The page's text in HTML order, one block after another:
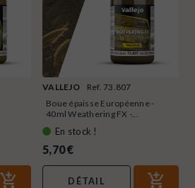
VALLEJO
Ref. 73.807
Boue épaisse Européenne -
40ml Weathering FX -...
En stock !
5,70 €
DÉTAIL